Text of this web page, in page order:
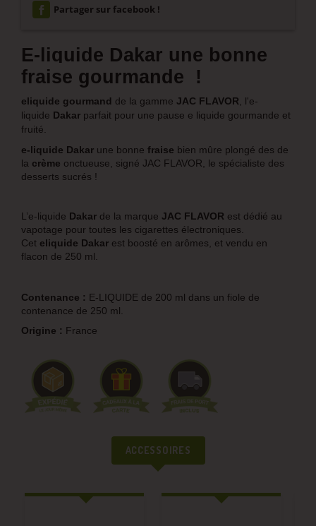
Partager sur facebook !
E-liquide Dakar une bonne
fraise gourmande !
eliquide gourmand de la gamme JAC FLAVOR, l'e-
liquide Dakar parfait pour une pause e liquide gourmande et
fruité.
e-liquide Dakar une bonne fraise bien mûre plongé des de
la crème onctueuse, signé JAC FLAVOR, le spécialiste des
desserts sucrés !
L’e-liquide Dakar de la marque JAC FLAVOR est dédié au
vapotage pour toutes les cigarettes électroniques.
Cet eliquide Dakar est boosté en arômes, et vendu en
flacon de 250 ml.
Contenance : E-LIQUIDE de 200 ml dans un fiole de
contenance de 250 ml.
Origine : France
ACCESSOIRES